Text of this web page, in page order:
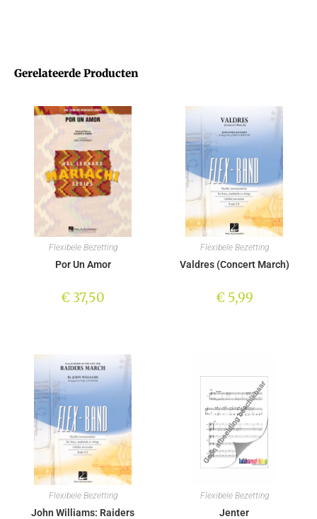
Gerelateerde Producten
Flexibele Bezetting
Por Un Amor
€ 37,50
Flexibele Bezetting
Valdres (Concert March)
€5,99
Flexibele Bezetting
John Williams: Raiders
Flexibele Bezetting
Jenter